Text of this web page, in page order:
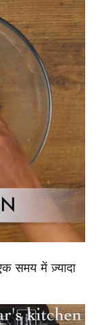
समय में ज़्यादा